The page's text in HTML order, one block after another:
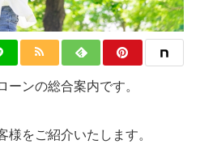
ーンの総合案内です。
様をご紹介いたします。